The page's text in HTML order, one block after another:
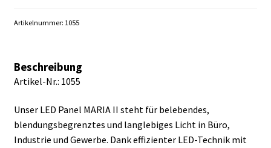
Artikelnummer: 1055
Beschreibung
Artikel-Nr.: 1055
Unser LED Panel MARIA II steht für belebendes,
blendungsbegrenztes und langlebiges Licht in Büro,
Industrie und Gewerbe. Dank effizienter LED-Technik mit